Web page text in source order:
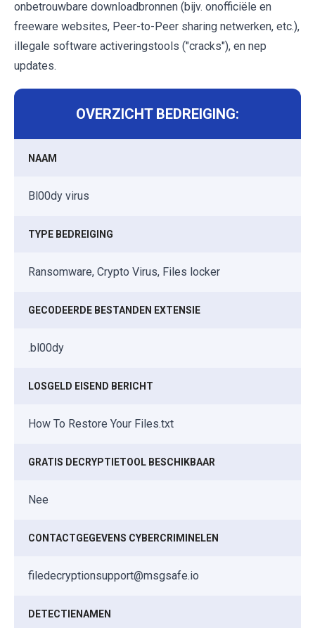
onbetrouwbare downloadbronnen (bijv. onofficiële en
freeware websites, Peer-to-Peer sharing netwerken, etc.),
illegale software activeringstools ("cracks"), en nep
updates.
OVERZICHT BEDREIGING:
NAAM
Bl00dy virus
TYPE BEDREIGING
Ransomware, Crypto Virus, Files locker
GECODEERDE BESTANDEN EXTENSIE
.bl00dy
LOSGELD EISEND BERICHT
How To Restore Your Files.txt
GRATIS DECRYPTIETOOL BESCHIKBAAR
Nee
CONTACTGEGEVENS CYBERCRIMINELEN
filedecryptionsupport@msgsafe.io
DETECTIENAMEN